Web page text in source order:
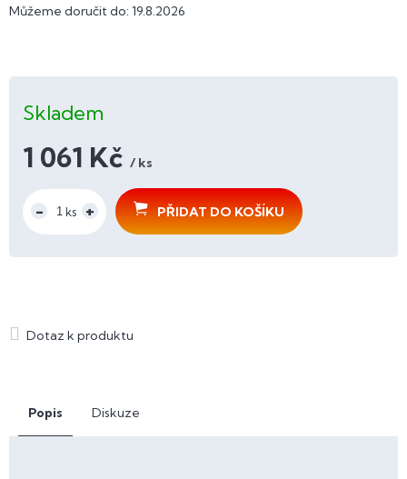
Můžeme doručit do: 19.8.2026
Skladem
1 061 Kč / ks
cena:
PŘIDAT DO KOŠÍKU
Popis Diskuze